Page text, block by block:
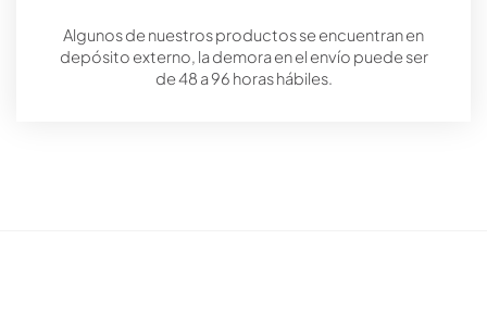
Algunos de nuestros productos se encuentran en
depósito externo, la demora en el envío puede ser
de 48 a 96 horas hábiles.